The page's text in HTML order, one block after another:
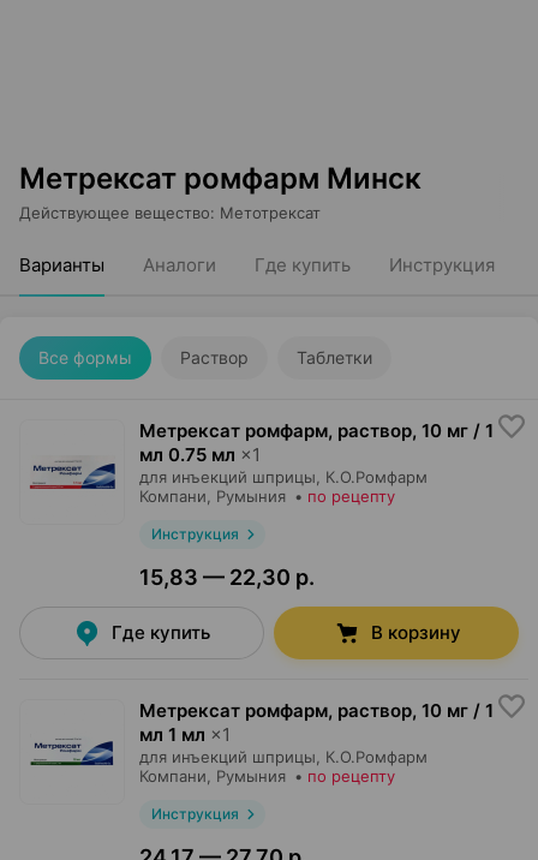
Метрексат ромфарм Минск
Действующее вещество: Метотрексат
Варианты Аналоги Где купить Инструкция
Все формы Раствор Таблетки
Метрексат ромфарм, раствор, 10 мг / 1
мл 0.75 мл ×1
для инъекций шприцы,
К.О.Ромфарм
Компани , Румыния • по рецепту
Инструкция
15,83 — 22,30 р.
Где купить В корзину
Метрексат ромфарм, раствор, 10 мг / 1
мл 1 мл ×1
для инъекций шприцы,
К.О.Ромфарм
Компани , Румыния • по рецепту
Инструкция